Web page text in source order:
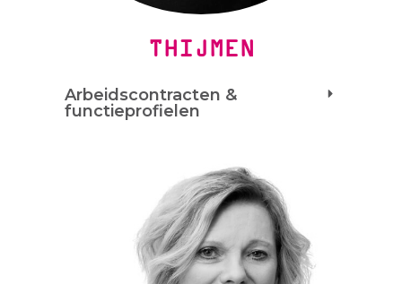
THIJMEN
Arbeidscontracten &
functieprofielen